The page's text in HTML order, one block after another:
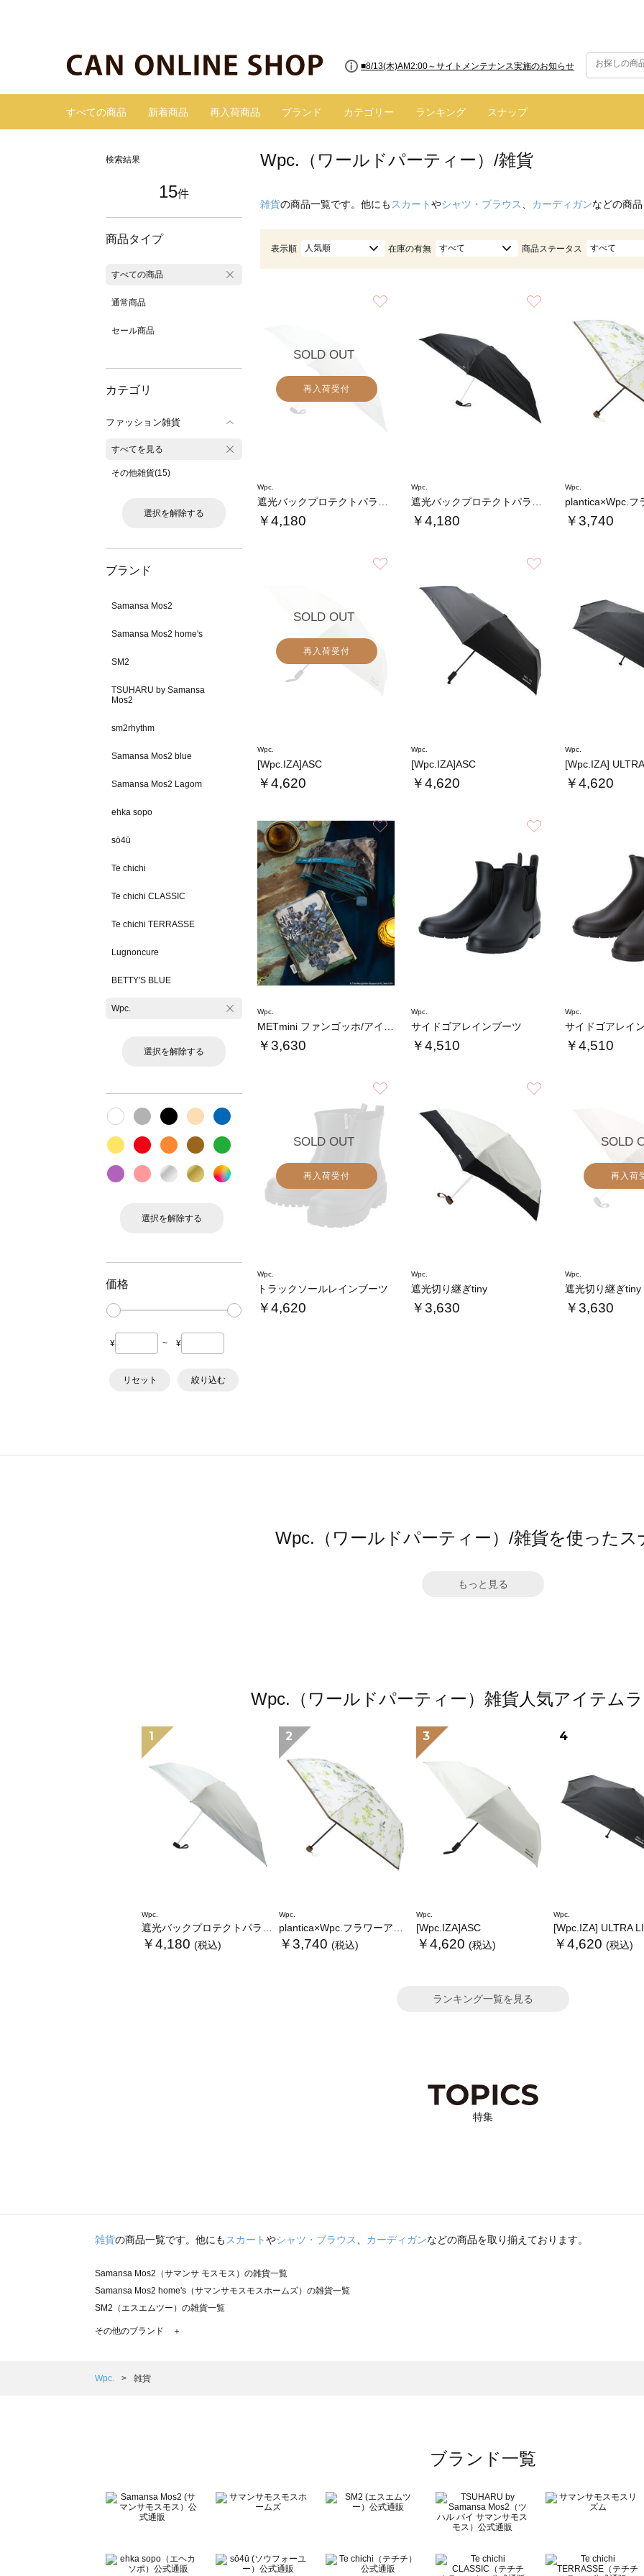
■8/13(木)AM2:00～サイトメンテナンス実施のお知らせ
すべての商品 新着商品 再入荷商品 ブランド カテゴリー ランキング スナップ
検索結果
15件
商品タイプ
すべての商品
通常商品
セール商品
カテゴリ
ファッション雑貨
すべてを見る
その他雑貨(15)
選択を解除する
ブランド
Samansa Mos2
Samansa Mos2 home's
SM2
TSUHARU by Samansa
Mos2
sm2rhythm
Samansa Mos2 blue
Samansa Mos2 Lagom
ehka sopo
sō4ū
Te chichi
Te chichi CLASSIC
Te chichi TERRASSE
Lugnoncure
BETTY'S BLUE
Wpc.
選択を解除する
選択を解除する
価格
¥ ~ ¥
リセット 絞り込む
Wpc.（ワールドパーティー）/雑貨
雑貨の商品一覧です。他にも スカートやシャツ・ブラウス カーディガンなどの商
表示順 人気順 在庫の有無 すべて 商品ステータス すべて
SOLD OUT
再入荷受付
Wpc.
￥4,180
Wpc.
￥4,180
Wpc.
￥3,740
SOLD OUT
再入荷受付
Wpc.
[Wpc.IZA]ASC
￥4,620
Wpc.
[Wpc.IZA]ASC
￥4,620
Wpc.
[Wpc.IZA]
￥4,620
お気に入り
Wpc.
￥3,630
Wpc.
サイドゴアレインブーツ
￥4,510
Wpc.
サイドゴアレイ
￥4,510
SOLD OUT
再入荷受付
Wpc.
トラックソールレインブーツ
￥4,620
Wpc.
遮光切り継ぎtiny
￥3,630
SOLD
再入荷
Wpc.
遮光切り継ぎtiny
￥3,630
Wpc.（ワールドパーティー）/雑貨を使ったス
もっと見る
Wpc.（ワールドパーティー）雑貨人気アイテム
1
Wpc.
遮光バックプロテクトパラソル tiny
￥4,180 (税込)
2
Wpc.
plantica×Wpc.フラワーアンブレラプラスティックmini
￥3,740 (税込)
3
Wpc.
[Wpc.IZA]ASC
￥4,620 (税込)
4
Wpc.
[Wpc.IZA] ULTRA
￥4,620 (税込)
ランキング一覧を見る
特集
雑貨の商品一覧です。他にもスカートやシャツ・ブラウス、 カーディガンなどの商品を取り揃えております。
Samansa Mos2（サマンサ モスモス）の雑貨一覧
Samansa Mos2 home's（サマンサモスモスホームズ）の雑貨一覧
SM2（エスエムツー）の雑貨一覧
TSUHARU by Samansa Mos2（ツハルバイサマンサモスモス）の雑貨一覧
Samansa Mos2 Lagom（サマンサモスモス ラーゴム）の雑貨一覧
BETTY'S BLUE（べティーズブルー）の雑貨一覧
Wpc.（ワールドパーティー）の雑貨一覧
その他のブランド ＋
Wpc. 雑貨
ブランド一覧